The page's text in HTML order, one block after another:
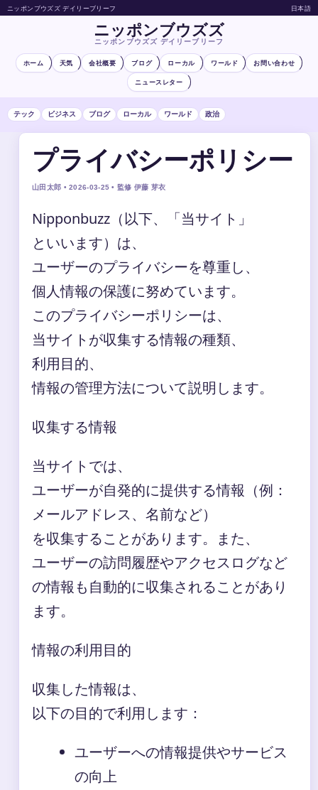
ニッポンブウズズ デイリーブリーフ 日本語
ニッポンブウズズ
ニッポンブウズズ デイリーブリーフ
ホーム 天気 会社概要 ブログ ローカル ワールド お問い合わせ
ニュースレター
テック ビジネス ブログ ローカル ワールド 政治
プライバシーポリシー
山田太郎 • 2026-03-25 • 監修 伊藤 芽衣
Nipponbuzz（以下、「当サイト」
といいます）は、
ユーザーのプライバシーを尊重し、
個人情報の保護に努めています。
このプライバシーポリシーは、
当サイトが収集する情報の種類、
利用目的、
情報の管理方法について説明します。
収集する情報
当サイトでは、
ユーザーが自発的に提供する情報（例：
メールアドレス、名前など）
を収集することがあります。また、
ユーザーの訪問履歴やアクセスログなど
の情報も自動的に収集されることがあり
ます。
情報の利用目的
収集した情報は、
以下の目的で利用します：
ユーザーへの情報提供やサービス
の向上